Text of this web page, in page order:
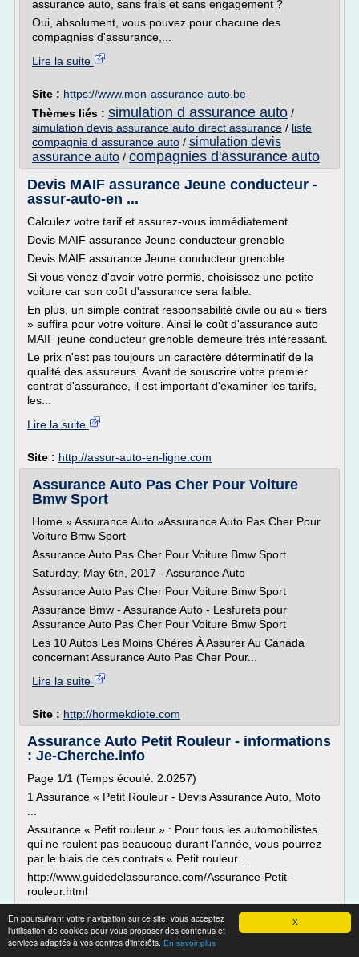
X
En poursuivant votre navigation sur ce site, vous acceptez
l'utilisation de cookies pour vous proposer des contenus et
services adaptés à vos centres d'intérêts. En savoir plus
assurance auto, sans frais et sans engagement ?
Oui, absolument, vous pouvez pour chacune des
compagnies d'assurance,...
Lire la suite
Site : https://www.mon-assurance-auto.be
Thèmes liés : simulation d assurance auto /
simulation devis assurance auto direct assurance / liste
compagnie d assurance auto / simulation devis
assurance auto / compagnies d'assurance auto
Devis MAIF assurance Jeune conducteur -
assur-auto-en ...
Calculez votre tarif et assurez-vous immédiatement.
Devis MAIF assurance Jeune conducteur grenoble
Devis MAIF assurance Jeune conducteur grenoble
Si vous venez d'avoir votre permis, choisissez une petite
voiture car son coût d'assurance sera faible.
En plus, un simple contrat responsabilité civile ou au « tiers
» suffira pour votre voiture. Ainsi le coût d'assurance auto
MAIF jeune conducteur grenoble demeure très intéressant.
Le prix n'est pas toujours un caractère déterminatif de la
qualité des assureurs. Avant de souscrire votre premier
contrat d'assurance, il est important d'examiner les tarifs,
les...
Lire la suite
Site : http://assur-auto-en-ligne.com
Assurance Auto Pas Cher Pour Voiture
Bmw Sport
Home » Assurance Auto »Assurance Auto Pas Cher Pour
Voiture Bmw Sport
Assurance Auto Pas Cher Pour Voiture Bmw Sport
Saturday, May 6th, 2017 - Assurance Auto
Assurance Auto Pas Cher Pour Voiture Bmw Sport
Assurance Bmw - Assurance Auto - Lesfurets pour
Assurance Auto Pas Cher Pour Voiture Bmw Sport
Les 10 Autos Les Moins Chères À Assurer Au Canada
concernant Assurance Auto Pas Cher Pour...
Lire la suite
Site : http://hormekdiote.com
Assurance Auto Petit Rouleur - informations
: Je-Cherche.info
Page 1/1 (Temps écoulé: 2.0257)
1 Assurance « Petit Rouleur - Devis Assurance Auto, Moto
Assurance « Petit rouleur » : Pour tous les automobilistes
qui ne roulent pas beaucoup durant l'année, vous pourrez
par le biais de ces contrats « Petit rouleur ...
http://www.guidedelassurance.com/Assurance-Petit-
rouleur.html
2 Assurance Auto "petit Rouleur" - Mutuelle D'assurance
Assurance auto...